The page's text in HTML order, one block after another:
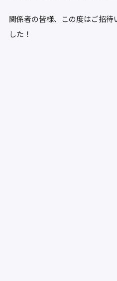
関係者の皆様、この度はご招
した！